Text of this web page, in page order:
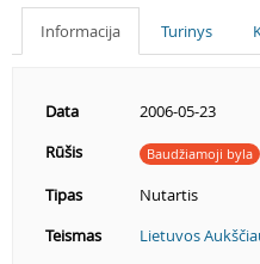
Informacija Turinys
Data
2006-05-23
Rūšis
Baudžiamoji byla
Tipas
Nutartis
Teismas
Lietuvos